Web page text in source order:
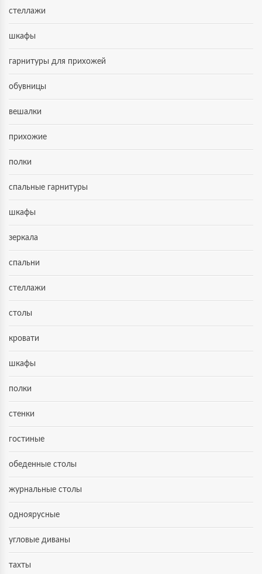
стеллажи
шкафы
гарнитуры для прихожей
обувницы
вешалки
прихожие
полки
спальные гарнитуры
шкафы
зеркала
спальни
стеллажи
столы
кровати
шкафы
полки
стенки
гостиные
обеденные столы
журнальные столы
одноярусные
угловые диваны
тахты